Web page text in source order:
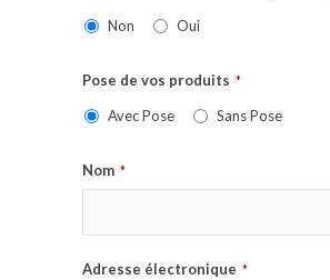
Non Oui
Pose de vos produits *
Avec Pose Sans Pose
Nom *
Adresse électronique *